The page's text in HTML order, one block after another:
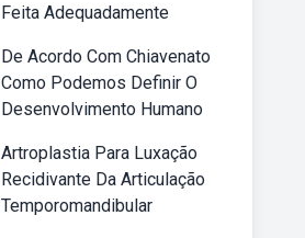
Feita Adequadamente
De Acordo Com Chiavenato
Como Podemos Definir O
Desenvolvimento Humano
Artroplastia Para Luxação
Recidivante Da Articulação
Temporomandibular